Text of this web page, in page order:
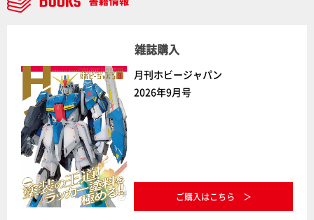
雑誌購入
月刊ホビージャパン
2026年9月号
ご購入はこちら